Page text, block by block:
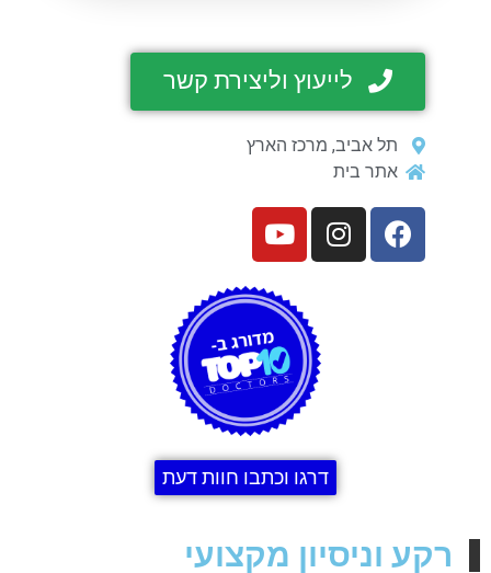
לייעוץ וליצירת קשר
תל אביב, מרכז הארץ
אתר בית
דרגו וכתבו חוות דעת
רקע וניסיון מקצועי